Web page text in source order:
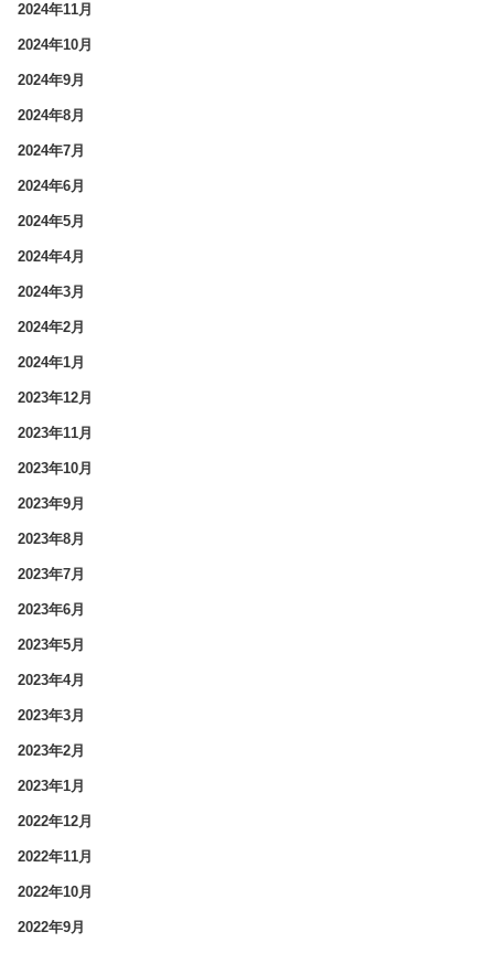
2024年11月
2024年10月
2024年9月
2024年8月
2024年7月
2024年6月
2024年5月
2024年4月
2024年3月
2024年2月
2024年1月
2023年12月
2023年11月
2023年10月
2023年9月
2023年8月
2023年7月
2023年6月
2023年5月
2023年4月
2023年3月
2023年2月
2023年1月
2022年12月
2022年11月
2022年10月
2022年9月